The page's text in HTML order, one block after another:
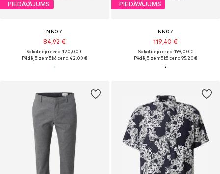
PIEDĀVĀJUMS
NN07
84,92 €
Sākotnējā cena: 120,00 €
Pēdējā zemākā cena:42,00 €
PIEDĀVĀJUMS
NN07
119,40 €
Sākotnējā cena: 199,00 €
Pēdējā zemākā cena:95,20 €